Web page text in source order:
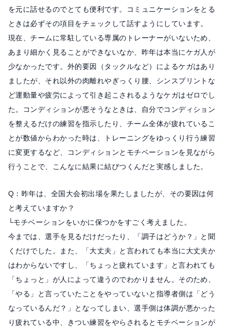
を元に話せるのでとても便利です。コミュニケーションをとる
ときは必ずその項目をチェックして話すようにしています。
現在、チームに常駐している専属のトレーナーがいないため、
あまり細かく見ることができないなか、昨年は本当にケガ人が
少なかったです。外的要因（タックルなど）によるケガはあり
ましたが、それ以外の肉離れやぎっくり腰、シンスプリントな
ど運動量や疲労によって引き起こされるようなケガはゼロでし
た。コンディションが悪そうなときは、自分でコンディション
を整えるだけの練習を指示したり、チーム全体が疲れているこ
とが数値からわかった時は、トレーニングをゆっくり行う練習
に変更するなど、コンディションとモチベーションを見ながら
行うことで、こんなに結果に結びつくんだと実感しました。
Q：昨年は、全国大会初出場を果たしましたが、その要因は何
と考えていますか？
└モチベーションをいかに保つかをすごく考えました。
今までは、選手を見るだけだったり、「調子はどうか？」と聞
くだけでした。また、「大丈夫」と言われても本当に大丈夫か
はわからないですし、「ちょっと疲れています」と言われても
「ちょっと」が人によって違うのでわかりません。そのため、
「やる」と言っていたことをやっていないと指導者側は「どう
なっているんだ？」となってしまい、選手側は体調が悪かった
り疲れている中、きつい練習をやらされるとモチベーションが